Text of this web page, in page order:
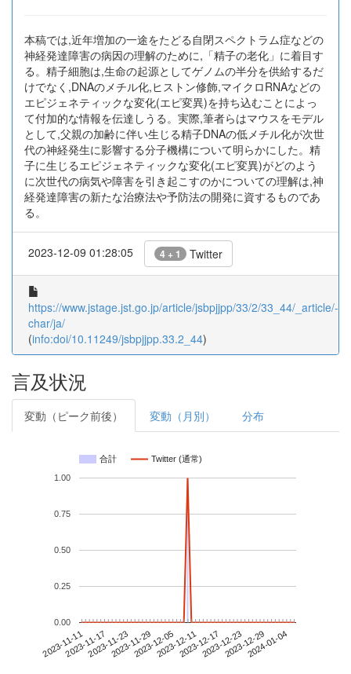
本稿では,近年増加の一途をたどる自閉スペクトラム症などの
神経発達障害の病因の理解のために,「精子の老化」に着目す
る。精子細胞は,生命の起源としてゲノムの半分を供給するだ
けでなく,DNAのメチル化,ヒストン修飾,マイクロRNAなどの
エピジェネティックな変化(エピ変異)を持ち込むことによっ
て付加的な情報を伝達しうる。実際,筆者らはマウスをモデル
として,父親の加齢に伴い生じる精子DNAの低メチル化が次世
代の神経発生に影響する分子機構について明らかにした。精
子に生じるエピジェネティックな変化(エピ変異)がどのよう
に次世代の病気や障害を引き起こすのかについての理解は,神
経発達障害の新たな治療法や予防法の開発に資するものであ
る。
2023-12-09 01:28:05 4 + 1 Twitter
https://www.jstage.jst.go.jp/article/jsbpjjpp/33/2/33_44/_article/-
char/ja/
(info:doi/10.11249/jsbpjjpp.33.2_44)
言及状況
変動（ピーク前後） 変動（月別） 分布
合計 Twitter (通常)
2023-11-112023-11-172023-11-232023-11-292023-12-052023-12-112023-12-172023-12-232023-12-292024-01-04
0.00
0.25
0.50
0.75
1.00